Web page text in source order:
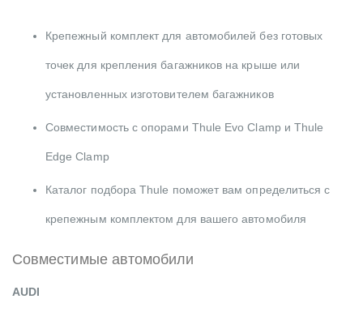
Крепежный комплект для автомобилей без готовых
точек для крепления багажников на крыше или
установленных изготовителем багажников
Совместимость с опорами Thule Evo Clamp и Thule
Edge Clamp
Каталог подбора Thule поможет вам определиться с
крепежным комплектом для вашего автомобиля
Совместимые автомобили
AUDI